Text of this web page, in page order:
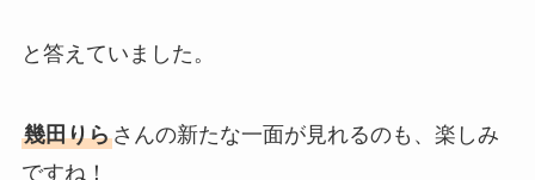
と答えていました。
幾田りらさんの新たな一面が見れるのも、楽しみ
ですね！